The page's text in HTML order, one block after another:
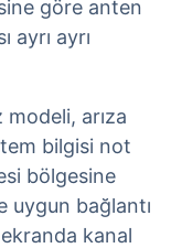
göre anten
ayrı ayrı
modeli, arıza
bilgisi not
bölgesine
uygun bağlantı
kanal